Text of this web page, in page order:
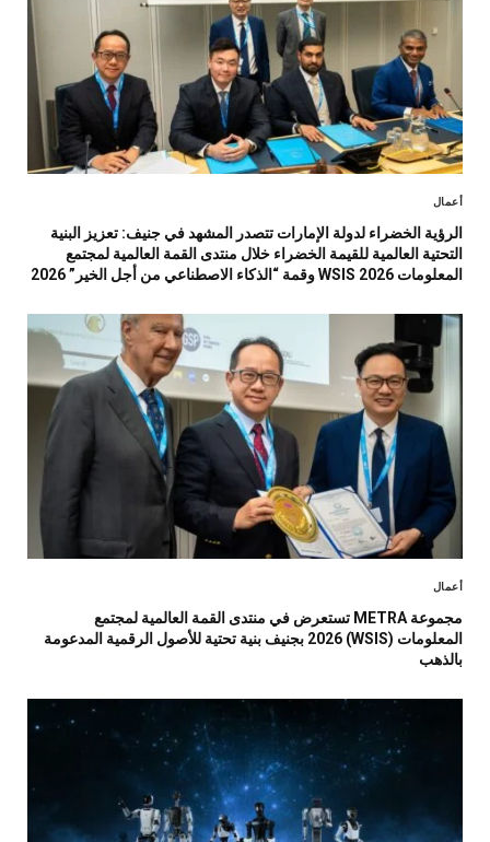
أعمال
الرؤية الخضراء لدولة الإمارات تتصدر المشهد في جنيف: تعزيز البنية
التحتية العالمية للقيمة الخضراء خلال منتدى القمة العالمية لمجتمع
المعلومات WSIS 2026 وقمة “الذكاء الاصطناعي من أجل الخير” 2026
أعمال
مجموعة METRA تستعرض في منتدى القمة العالمية لمجتمع
المعلومات (WSIS) 2026 بجنيف بنية تحتية للأصول الرقمية المدعومة
بالذهب